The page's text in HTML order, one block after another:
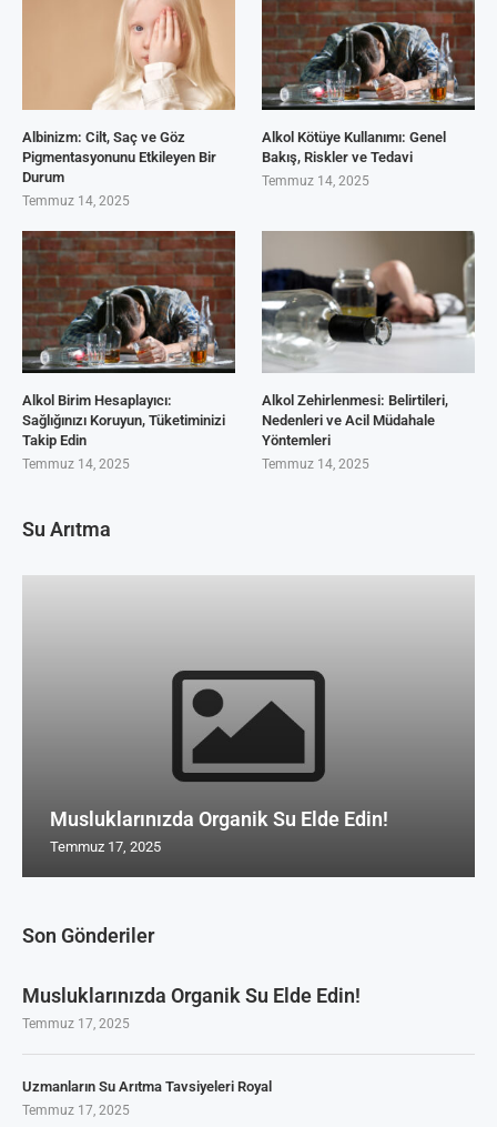
Son Gönderiler
Musluklarınızda Organik Su Elde Edin!
Temmuz 17, 2025
Uzmanların Su Arıtma Tavsiyeleri Royal
Temmuz 17, 2025
Albinizm: Cilt, Saç ve Göz
Pigmentasyonunu Etkileyen Bir
Durum
Temmuz 14, 2025
Alkol Kötüye Kullanımı: Genel
Bakış, Riskler ve Tedavi
Temmuz 14, 2025
Alkol Birim Hesaplayıcı:
Sağlığınızı Koruyun, Tüketiminizi
Takip Edin
Temmuz 14, 2025
Alkol Zehirlenmesi: Belirtileri,
Nedenleri ve Acil Müdahale
Yöntemleri
Temmuz 14, 2025
Su Arıtma
Musluklarınızda Organik Su Elde Edin!
Temmuz 17, 2025